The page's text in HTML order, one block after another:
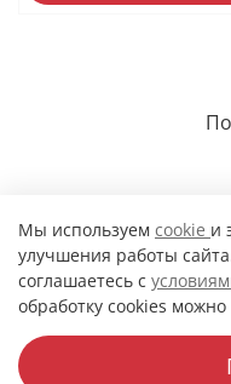
Мы используем cookie и
улучшения работы
соглашаетесь с
обработку cookies